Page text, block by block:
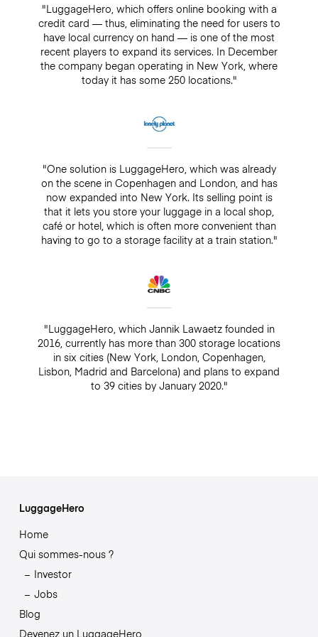
"LuggageHero, which offers online booking with a
credit card — thus, eliminating the need for users to
have local currency on hand — is one of the most
recent players to expand its services. In December
the company began operating in New York, where
today it has some 250 locations."
"One solution is LuggageHero, which was already
on the scene in Copenhagen and London, and has
now expanded into New York. Its selling point is
that it lets you store your luggage in a local shop,
café or hotel, which is often more convenient than
having to go to a storage facility at a train station."
"LuggageHero, which Jannik Lawaetz founded in
2016, currently has more than 300 storage locations
in six cities (New York, London, Copenhagen,
Lisbon, Madrid and Barcelona) and plans to expand
to 39 cities by January 2020."
LuggageHero
Home
Qui sommes-nous ?
Investor
Jobs
Blog
Devenez un LuggageHero